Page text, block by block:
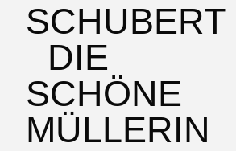
SCHUBERT
DIE
SCHÖNE
MÜLLERIN